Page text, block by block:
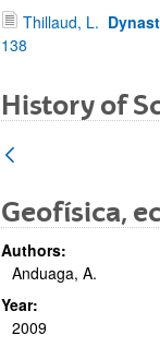
Thillaud, L.
138
History of
Geofísica,
Authors:
Anduaga, A.
Year:
2009